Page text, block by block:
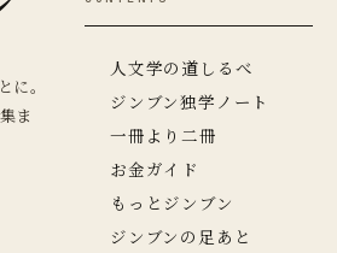
に。
ま
人文学の道しるべ
ジンブン独学ノート
一冊より二冊
お金ガイド
もっとジンブン
ジンブンの足あと